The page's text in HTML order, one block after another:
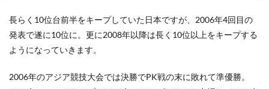
長らく10位台前半をキープしていた日本ですが、2006年4回目の
発表で遂に10位に。更に2008年以降は長く10位以上をキープする
ようになっていきます。
2006年のアジア競技大会では決勝でPK戦の末に敗れて準優勝。